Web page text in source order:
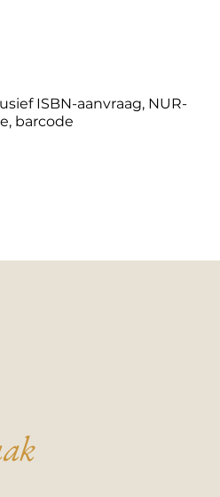
ISBN-aanvraag, NUR-
barcode